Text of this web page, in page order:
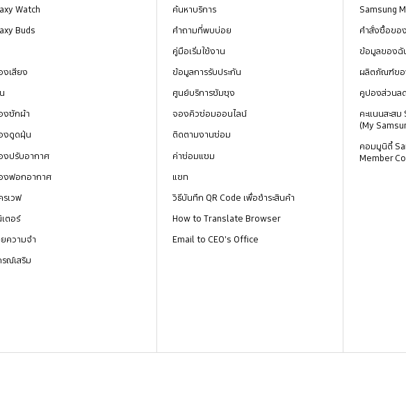
Watch
Buds
งเสียง
งซักผ้า
งดูดฝุ่น
งปรับอากาศ
งฟอกอากาศ
รเวฟ
ตอร์
ความจำ
ณ์เสริม
ค้นหาบริการ
คำถามที่พบบ่อย
คู่มือเริ่มใช้งาน
ข้อมูลการรับประกัน
ศูนย์บริการซัมซุง
จองคิวซ่อมออนไลน์
ติดตามงานซ่อม
ค่าซ่อมแซม
แชท
วิธีบันทึก QR Code เพื่อชำระสินค้า
How to Translate Browser
Email to CEO's Office
Samsung
คำสั่งซื้อขอ
ข้อมูลของฉั
ผลิตภัณฑ์ขอ
คูปองส่วนล
คะแนนสะส
(My
คอมมูนิตี้
Member